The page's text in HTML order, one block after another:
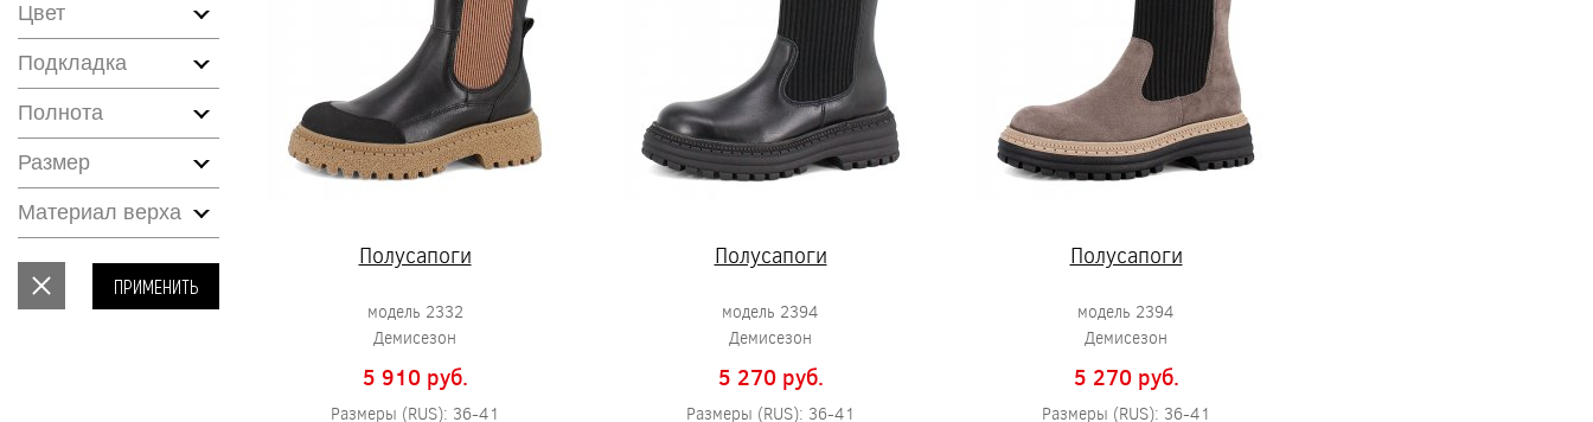
Цвет
Подкладка
Полнота
Размер
Материал верха
ПРИМЕНИТЬ
Полусапоги
модель 2332
Демисезон
5 910 pуб.
Размеры (RUS): 36-41
Полусапоги
модель 2394
Демисезон
5 270 pуб.
Размеры (RUS): 36-41
Полусапоги
модель 2394
Демисезон
5 270 pуб.
Размеры (RUS): 36-41